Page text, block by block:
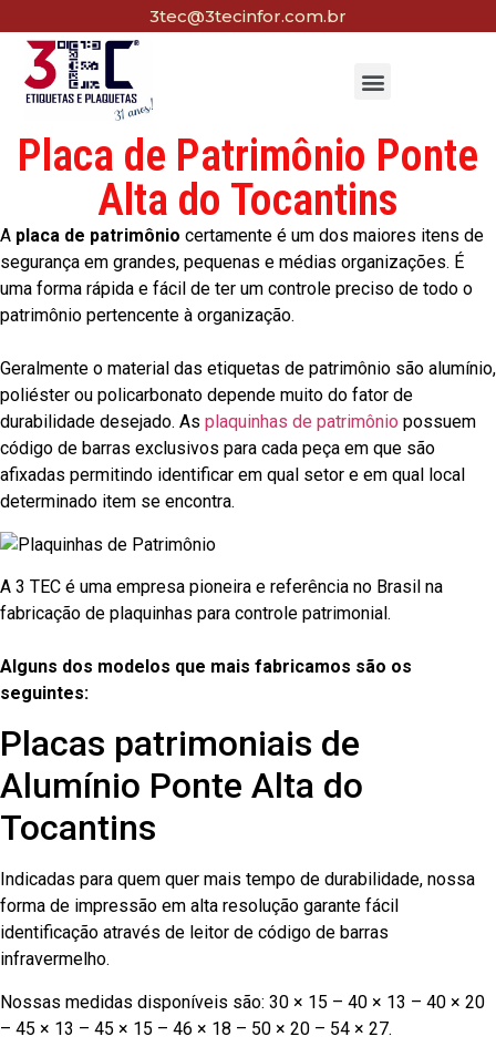
3tec@3tecinfor.com.br
Placa de Patrimônio Ponte
Alta do Tocantins
A placa de patrimônio certamente é um dos maiores itens de
segurança em grandes, pequenas e médias organizações. É
uma forma rápida e fácil de ter um controle preciso de todo o
patrimônio pertencente à organização.
Geralmente o material das etiquetas de patrimônio são alumínio,
poliéster ou policarbonato depende muito do fator de
durabilidade desejado. As plaquinhas de patrimônio possuem
código de barras exclusivos para cada peça em que são
afixadas permitindo identificar em qual setor e em qual local
determinado item se encontra.
A 3 TEC é uma empresa pioneira e referência no Brasil na
fabricação de plaquinhas para controle patrimonial.
Alguns dos modelos que mais fabricamos são os
seguintes:
Placas patrimoniais de
Alumínio Ponte Alta do
Tocantins
Indicadas para quem quer mais tempo de durabilidade, nossa
forma de impressão em alta resolução garante fácil
identificação através de leitor de código de barras
infravermelho.
Nossas medidas disponíveis são: 30 × 15 – 40 × 13 – 40 × 20
– 45 × 13 – 45 × 15 – 46 × 18 – 50 × 20 – 54 × 27.